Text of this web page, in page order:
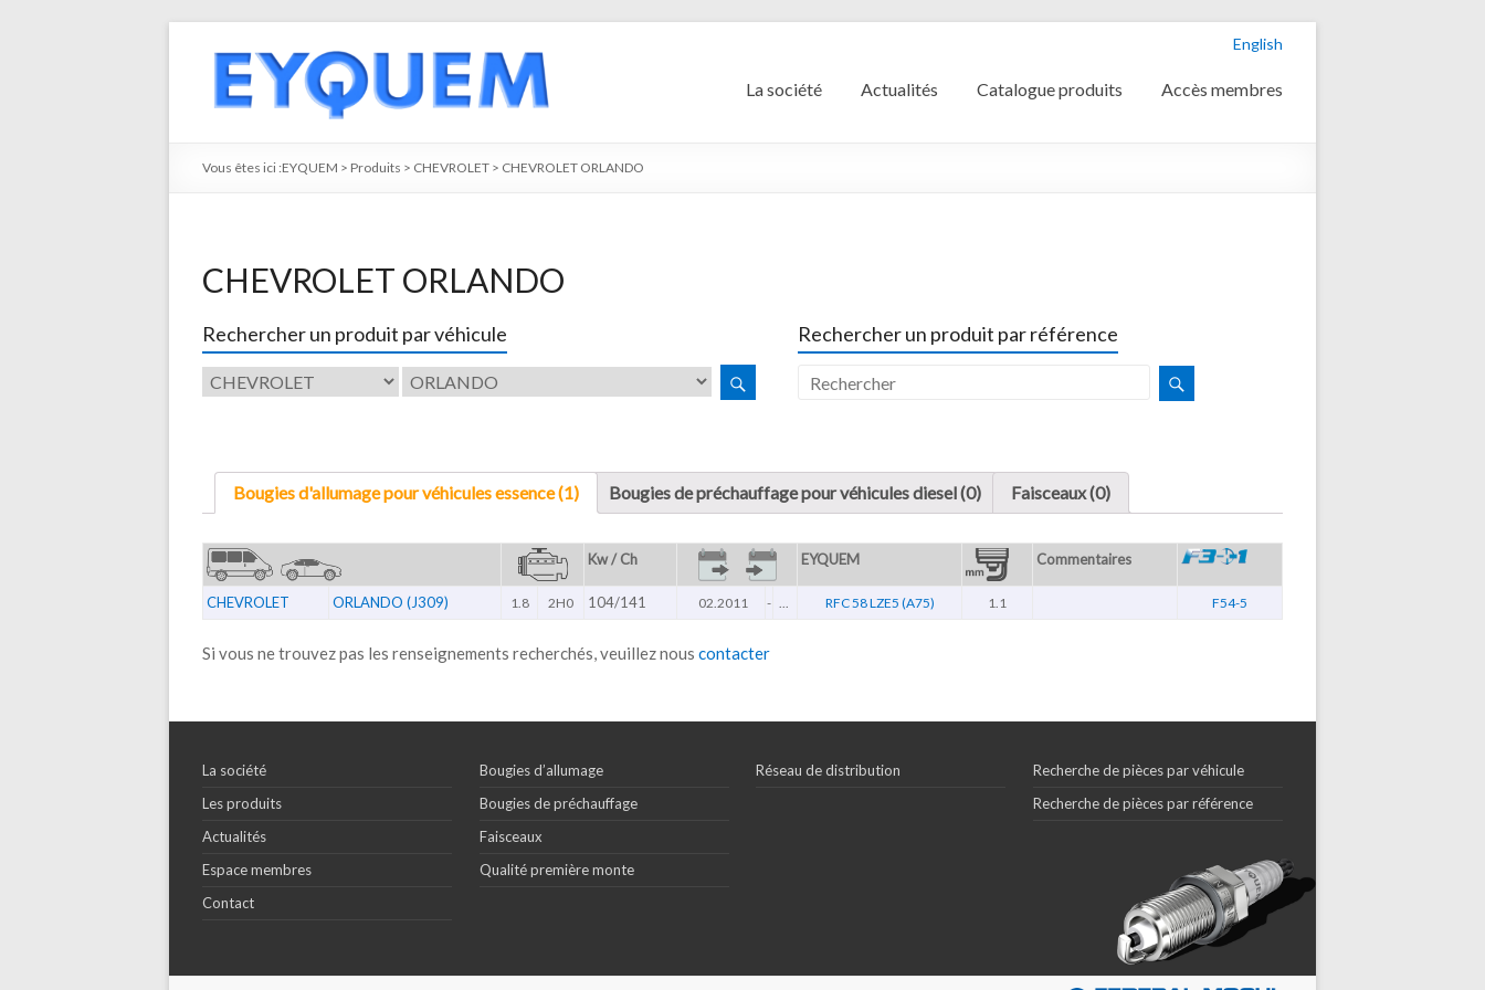
English
La société Actualités Catalogue produits Accès membres
Vous êtes ici :EYQUEM > Produits > CHEVROLET > CHEVROLET ORLANDO
CHEVROLET ORLANDO
Rechercher un produit par véhicule Rechercher un produit par référence
Bougies d'allumage pour véhicules essence (1) Bougies de préchauffage pour véhicules diesel (0) Faisceaux (0)
Kw / Ch EYQUEM Commentaires
CHEVROLET ORLANDO (J309) 1.8 2H0 104/141 02.2011 - RFC 58 LZE5 (A75) 1.1 F54-5
Si vous ne trouvez pas les renseignements recherchés, veuillez nous contacter
La société
Les produits
Actualités
Espace membres
Contact
Bougies d’allumage
Bougies de préchauffage
Faisceaux
Qualité première monte
Réseau de distribution
Recherche de pièces par véhicule
Recherche de pièces par référence